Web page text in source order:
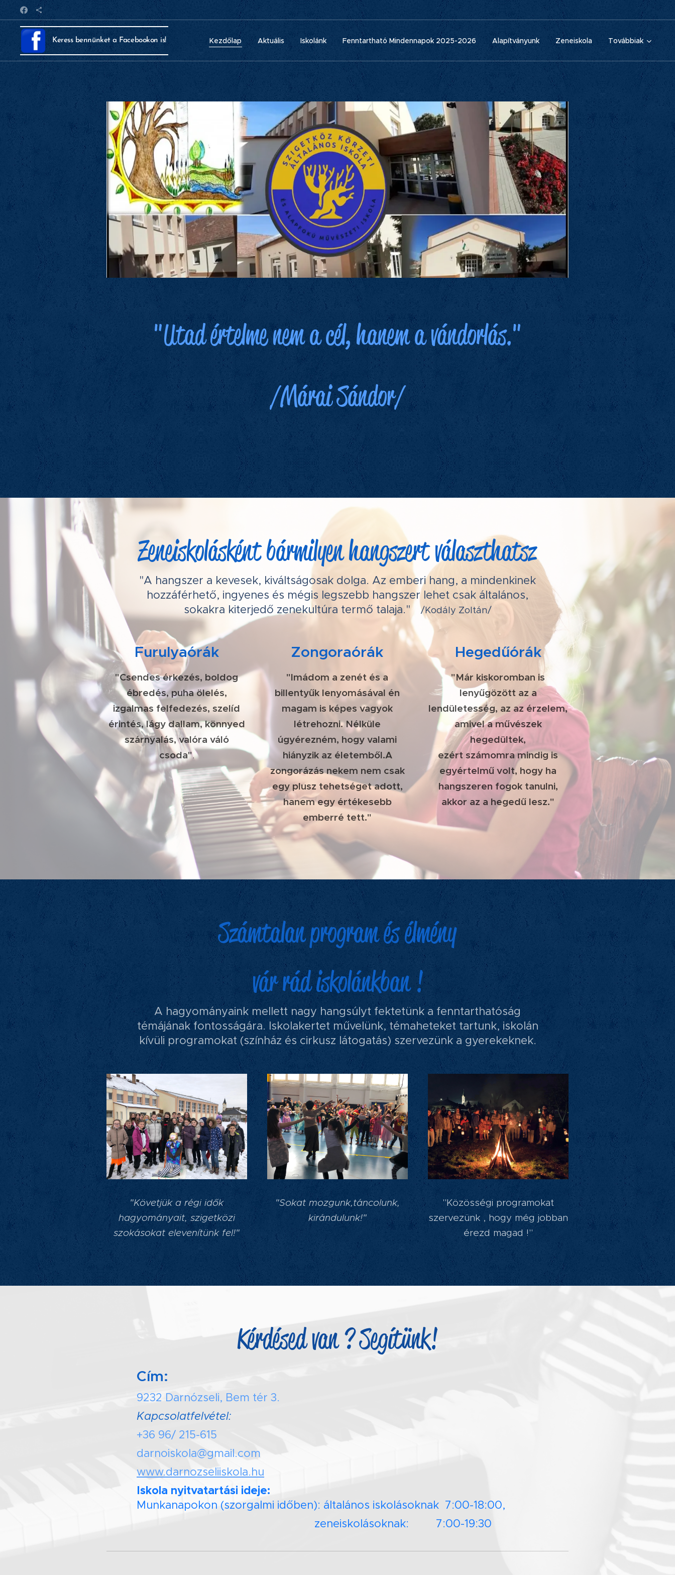
Keress bennünket a Facebookon is! Kezdőlap Aktuális Iskolánk Fenntartható Mindennapok 2025-2026 Alapítványunk Zeneiskola Továbbiak
"Utad értelme nem a cél, hanem a vándorlás."
/Márai Sándor/
Zeneiskolásként bármilyen hangszert választhatsz
"A hangszer a kevesek, kiváltságosak dolga. Az emberi hang, a mindenkinek
hozzáférhető, ingyenes és mégis legszebb hangszer lehet csak általános,
sokakra kiterjedő zenekultúra termő talaja."
/Kodály Zoltán/
Furulyaórák
"Csendes érkezés, boldog
ébredés, puha ölelés,
izgalmas felfedezés, szelíd
érintés, lágy dallam, könnyed
szárnyalás, valóra váló
csoda".
Zongoraórák
"Imádom a zenét és a
billentyűk lenyomásával én
magam is képes vagyok
létrehozni. Nélküle
úgyérezném, hogy valami
hiányzik az életemből.A
zongorázás nekem nem csak
egy plusz tehetséget adott,
hanem egy értékesebb
emberré tett."
Hegedűórák
"Már kiskoromban is
lenyűgözött az a
lendületesség, az az érzelem,
amivel a művészek
hegedültek,
ezért számomra mindig is
egyértelmű volt, hogy ha
hangszeren fogok tanulni,
akkor az a hegedű lesz."
Számtalan program és élmény
vár rád iskolánkban !
A hagyományaink mellett nagy hangsúlyt fektetünk a fenntarthatóság
témájának fontosságára. Iskolakertet művelünk, témaheteket tartunk, iskolán
kívüli programokat (színház és cirkusz látogatás) szervezünk a gyerekeknek.
"Követjük a régi idők
hagyományait, szigetközi
szokásokat elevenítünk fel!"
"Sokat mozgunk,táncolunk,
kirándulunk!"
"Közösségi programokat
szervezünk , hogy még jobban
érezd magad !"
Kérdésed van ? Segítünk!
Cím:
9232 Darnózseli, Bem tér 3.
Kapcsolatfelvétel:
+36 96/ 215-615
darnoiskola@gmail.com
www.darnozseliiskola.hu
Iskola nyitvatartási ideje:
Munkanapokon (szorgalmi időben): általános iskolásoknak 7:00-18:00,
zeneiskolásoknak: 7:00-19:30